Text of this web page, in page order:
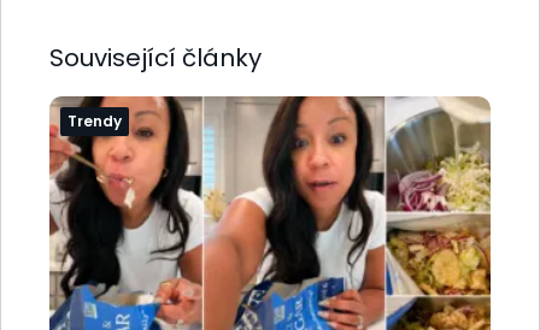
Související články
Trendy